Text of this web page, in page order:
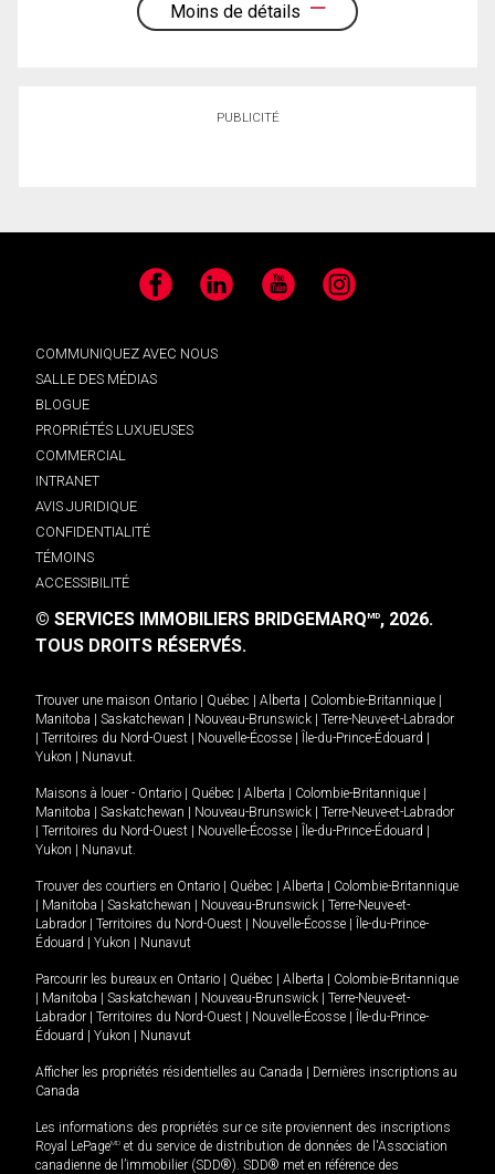
Moins de détails
PUBLICITÉ
Facebook LinkedIn YouTube Instagram
COMMUNIQUEZ AVEC NOUS
SALLE DES MÉDIAS
BLOGUE
PROPRIÉTÉS LUXUEUSES
COMMERCIAL
INTRANET
AVIS JURIDIQUE
CONFIDENTIALITÉ
TÉMOINS
ACCESSIBILITÉ
© SERVICES IMMOBILIERS BRIDGEMARQMD, 2026.
TOUS DROITS RÉSERVÉS.
Trouver une maison Ontario Québec Alberta Colombie-Britannique
Manitoba
Saskatchewan Nouveau-Brunswick
Terre-Neuve-et-Labrador
Territoires du Nord-Ouest Nouvelle-Écosse Île-du-Prince-Édouard
Yukon
Nunavut.
Maisons à louer - Ontario Québec Alberta Colombie-Britannique
Manitoba
Saskatchewan Nouveau-Brunswick
Terre-Neuve-et-Labrador
Territoires du Nord-Ouest Nouvelle-Écosse Île-du-Prince-Édouard
Yukon
Nunavut.
Trouver des courtiers en Ontario Québec Alberta
Colombie-Britannique
Manitoba Saskatchewan Nouveau-Brunswick
Terre-Neuve-et-
Labrador
Territoires du Nord-Ouest Nouvelle-Écosse
Île-du-Prince-
Édouard
Yukon Nunavut
Parcourir les bureaux en Ontario Québec Alberta
Colombie-Britannique
Manitoba Saskatchewan Nouveau-Brunswick
Terre-Neuve-et-
Labrador
Territoires du Nord-Ouest Nouvelle-Écosse
Île-du-Prince-
Édouard
Yukon Nunavut
Afficher les propriétés résidentielles au Canada
Dernières inscriptions au
Canada
Les informations des propriétés sur ce site proviennent des inscriptions
Royal LePageMD et du service de distribution de données de l'Association
canadienne de l’immobilier (SDD®). SDD® met en référence des